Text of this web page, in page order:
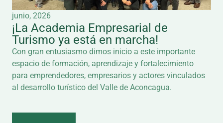
junio, 2026
¡La Academia Empresarial de
Turismo ya está en marcha!
Con gran entusiasmo dimos inicio a este importante
espacio de formación, aprendizaje y fortalecimiento
para emprendedores, empresarios y actores vinculados
al desarrollo turístico del Valle de Aconcagua.